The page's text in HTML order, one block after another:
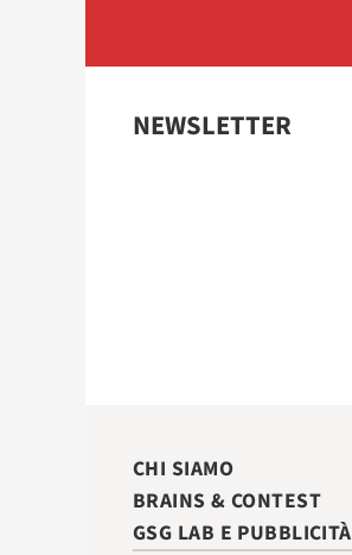
NEWSLETTER
CHI SIAMO
BRAINS & CONTEST
GSG LAB E PUBBLICITÀ